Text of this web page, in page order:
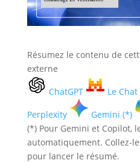
Résumez le contenu de
externe
ChatGPT
Le Chat
Perplexity
Gemini (*)
(*) Pour Gemini et Copilot,
automatiquement. Collez-
pour lancer le résumé.